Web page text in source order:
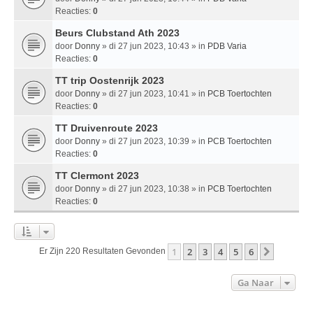
Reacties: 0
Beurs Clubstand Ath 2023
door Donny » di 27 jun 2023, 10:43 » in PDB Varia
Reacties: 0
TT trip Oostenrijk 2023
door Donny » di 27 jun 2023, 10:41 » in PCB Toertochten
Reacties: 0
TT Druivenroute 2023
door Donny » di 27 jun 2023, 10:39 » in PCB Toertochten
Reacties: 0
TT Clermont 2023
door Donny » di 27 jun 2023, 10:38 » in PCB Toertochten
Reacties: 0
Er Zijn 220 Resultaten Gevonden 1 2 3 4 5 6
Ga Naar